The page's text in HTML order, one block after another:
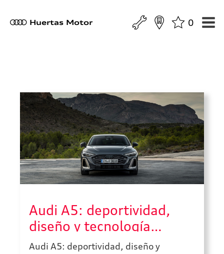
a Huertas Motor 0
Audi A5: deportividad,
diseño y tecnología
premium
Audi A5: deportividad, diseño y